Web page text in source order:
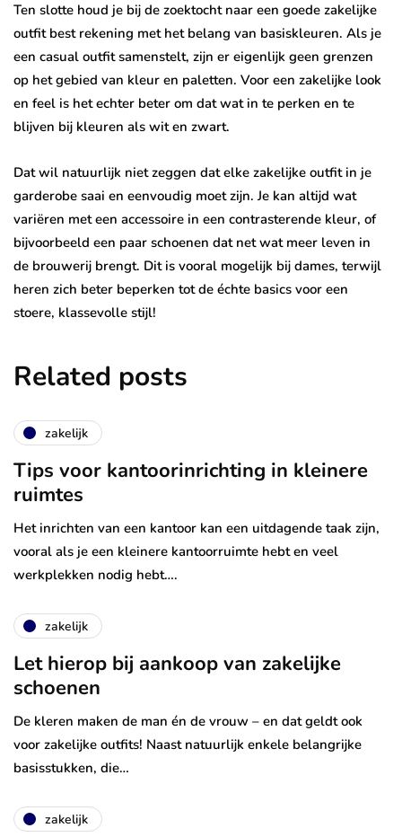
Ten slotte houd je bij de zoektocht naar een goede zakelijke
outfit best rekening met het belang van basiskleuren. Als je
een casual outfit samenstelt, zijn er eigenlijk geen grenzen
op het gebied van kleur en paletten. Voor een zakelijke look
en feel is het echter beter om dat wat in te perken en te
blijven bij kleuren als wit en zwart.
Dat wil natuurlijk niet zeggen dat elke zakelijke outfit in je
garderobe saai en eenvoudig moet zijn. Je kan altijd wat
variëren met een accessoire in een contrasterende kleur, of
bijvoorbeeld een paar schoenen dat net wat meer leven in
de brouwerij brengt. Dit is vooral mogelijk bij dames, terwijl
heren zich beter beperken tot de échte basics voor een
stoere, klassevolle stijl!
Related posts
zakelijk
Tips voor kantoorinrichting in kleinere
ruimtes
Het inrichten van een kantoor kan een uitdagende taak zijn,
vooral als je een kleinere kantoorruimte hebt en veel
werkplekken nodig hebt….
zakelijk
Let hierop bij aankoop van zakelijke
schoenen
De kleren maken de man én de vrouw – en dat geldt ook
voor zakelijke outfits! Naast natuurlijk enkele belangrijke
basisstukken, die…
zakelijk